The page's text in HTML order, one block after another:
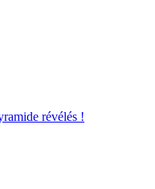
révélés !